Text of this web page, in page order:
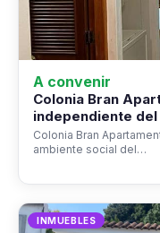
A convenir
Colonia Bran
independiente
Colonia Bran
ambiente social del…
INMUEBLES